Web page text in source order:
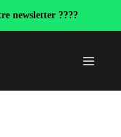
newsletter ????
Menu